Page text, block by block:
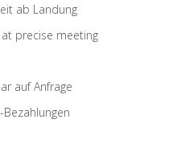
ab Landung
precise meeting
auf Anfrage